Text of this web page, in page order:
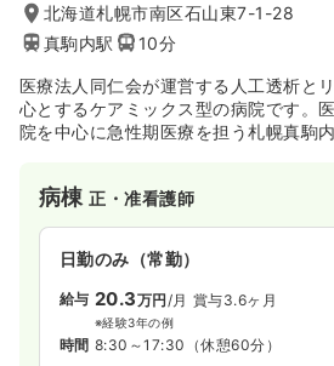
北海道札幌市南区石山東7-1-28
真駒内駅
10分
医療法人同仁会が運営する人工透析と
心とするケアミックス型の病院です。
院を中心に急性期医療を担う札幌真駒
札幌南病院では、慢性期の患者様、と
する患者様を多く受け入れ、患者様の
様の立場に立って考えることを全職員
の療養を手助けしています。また、機
リハビリテーションにも力を入れてお
テーションを一緒に行うことができる
病棟正・准看護師
日勤のみ（常勤）
給与 20.3万円 /月 賞与3.6ヶ月
※経験3年の例
時間 8:30～17:30 （休憩60分）